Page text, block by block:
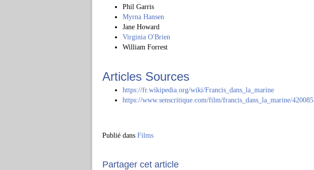
Phil Garris
Myrna Hansen
Jane Howard
Virginia O'Brien
William Forrest
Articles Sources
https://fr.wikipedia.org/wiki/Francis_dans_la_marine
https://www.senscritique.com/film/francis_dans_la_marine/420085
Publié dans Films
Partager cet article